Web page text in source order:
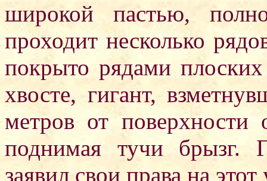
широкой пастью,
проходит несколько
покрыто рядами
хвосте, гигант,
метров от поверхности
поднимая тучи брызг.
заявил свои права на